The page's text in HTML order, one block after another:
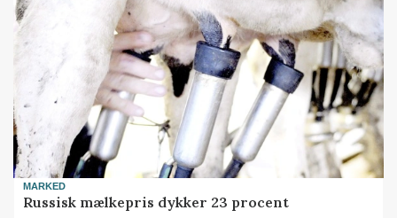
MARKED
Russisk mælkepris dykker 23 procent